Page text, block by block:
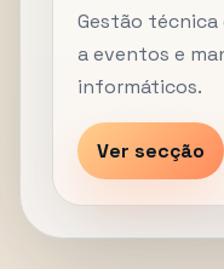
Gestão
a eventos e
informáticos.
Ver secção